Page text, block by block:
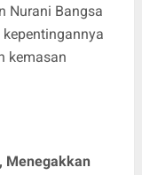
Nurani Bangsa
kemasan
Menegakkan